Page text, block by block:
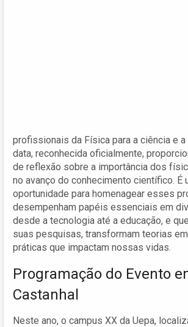
profissionais da Física para a ciência e
data, reconhecida oficialmente,
de reflexão sobre a importância dos
no avanço do conhecimento científico. É
oportunidade para homenagear esses
desempenham papéis essenciais em
desde a tecnologia até a educação, e
suas pesquisas, transformam teorias
práticas que impactam nossas vidas.
Programação do Evento
Castanhal
Neste ano, o campus XX da Uepa,